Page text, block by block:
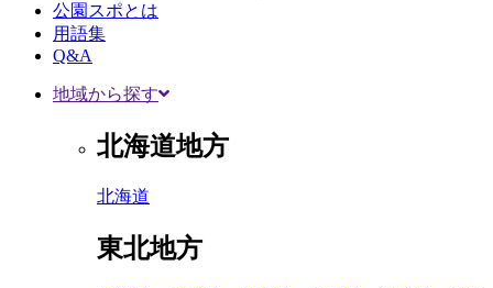
公園スポとは
用語集
Q&A
地域から探す
北海道地方
北海道
東北地方